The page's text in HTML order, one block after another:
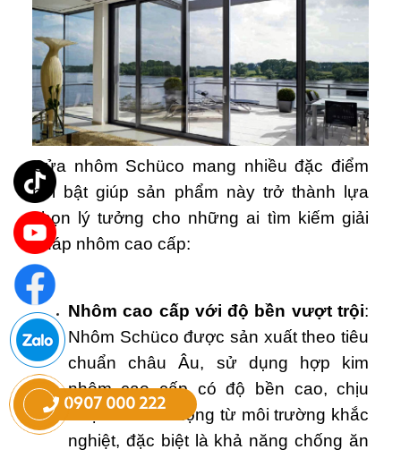
Cửa nhôm Schüco mang nhiều đặc điểm
nổi bật giúp sản phẩm này trở thành lựa
chọn lý tưởng cho những ai tìm kiếm giải
pháp nhôm cao cấp:
Nhôm cao cấp với độ bền vượt trội:
Nhôm Schüco được sản xuất theo tiêu
chuẩn châu Âu, sử dụng hợp kim
nhôm cao cấp có độ bền cao, chịu
được các tác động từ môi trường khắc
nghiệt, đặc biệt là khả năng chống ăn
0907 000 222